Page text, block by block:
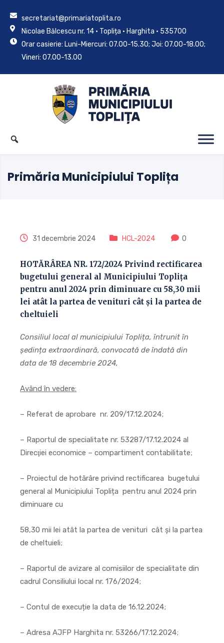
secretariat@primariatoplita.ro
Nicolae Bălcescu nr. 14 • Toplița • Harghita • 535700
Orar casierie: Luni-Miercuri: 07.00-15.30; Joi: 07.00-18.00;
Vineri: 07.00-13.00
Primăria Municipiului Toplița
31 decembrie 2024 HCL-2024 0
HOTĂRÂREA NR. 172/2024 Privind rectificarea
bugetului general al Municipiului Toplița
pentru anul 2024 prin diminuare cu 58,30 mii
lei atât la partea de venituri cât și la partea de
cheltuieli
Consiliul local al municipiului Toplița, întrunit în
ședința extraordinară, convocată de îndată din
data de 18 decembrie 2024,
Având în vedere:
– Referat de aprobare nr. 209/17.12.2024;
– Raportul de specialitate nr. 53287/17.12.2024 al
Direcţiei economice – compartiment contabilitate;
– Proiectul de hotărâre privind rectificarea bugetului
general al Municipiului Toplița pentru anul 2024 prin
diminuare cu
58,30 mii lei atât la partea de venituri cât și la partea
de cheltuieli;
– Raportul de avizare al comisiilor de specialitate din
cadrul Consiliului local nr. 176/2024;
– Contul de execuție la data de 16.12.2024;
– Adresa AJFP Harghita nr. 53266/17.12.2024;